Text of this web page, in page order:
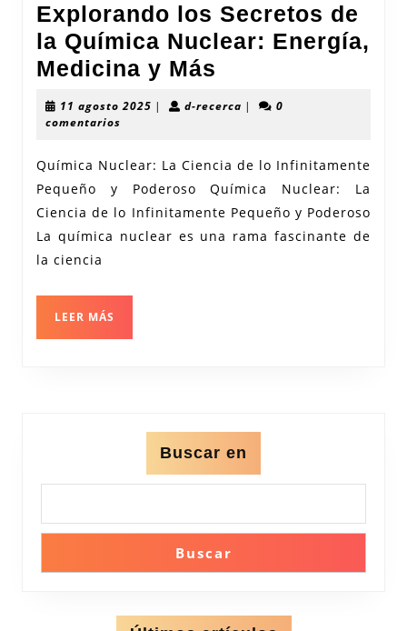
Explorando los Secretos de
la Química Nuclear: Energía,
Medicina y Más
la
Química
Nuclear:
11 agosto 2025 11| d-recercad-|
0
comentarios
Química Nuclear: La Ciencia de lo Infinitamente
Pequeño y Poderoso Química Nuclear: La
Ciencia de lo Infinitamente Pequeño y Poderoso
La química nuclear es una rama fascinante de
la ciencia
LEER MÁS
Buscar en
Buscar